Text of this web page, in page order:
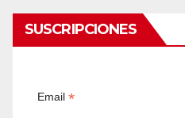
SUSCRIPCIONES
Email*